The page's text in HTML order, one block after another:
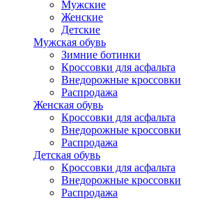
Мужские
Женские
Детские
Мужская обувь
Зимние ботинки
Кроссовки для асфальта
Внедорожные кроссовки
Распродажа
Женская обувь
Кроссовки для асфальта
Внедорожные кроссовки
Распродажа
Детская обувь
Кроссовки для асфальта
Внедорожные кроссовки
Распродажа